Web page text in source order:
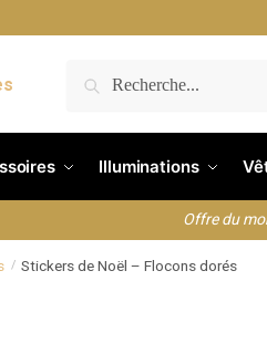
RECHERCHE
Illuminations
Offre du
/ Stickers de Noël – Flocons dorés